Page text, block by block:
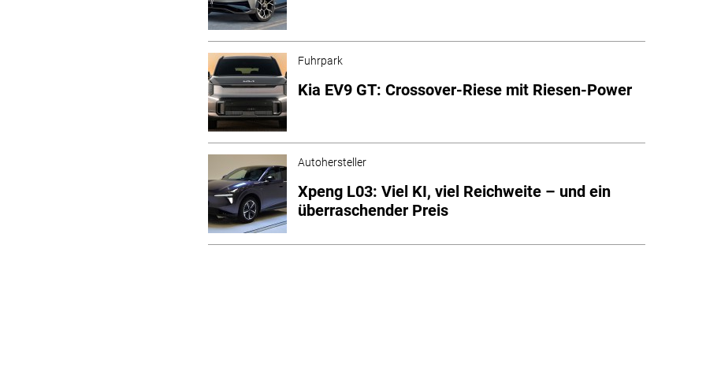
Fuhrpark
Kia EV9 GT: Crossover-Riese mit Riesen-Power
Autohersteller
Xpeng L03: Viel KI, viel Reichweite – und ein
überraschender Preis